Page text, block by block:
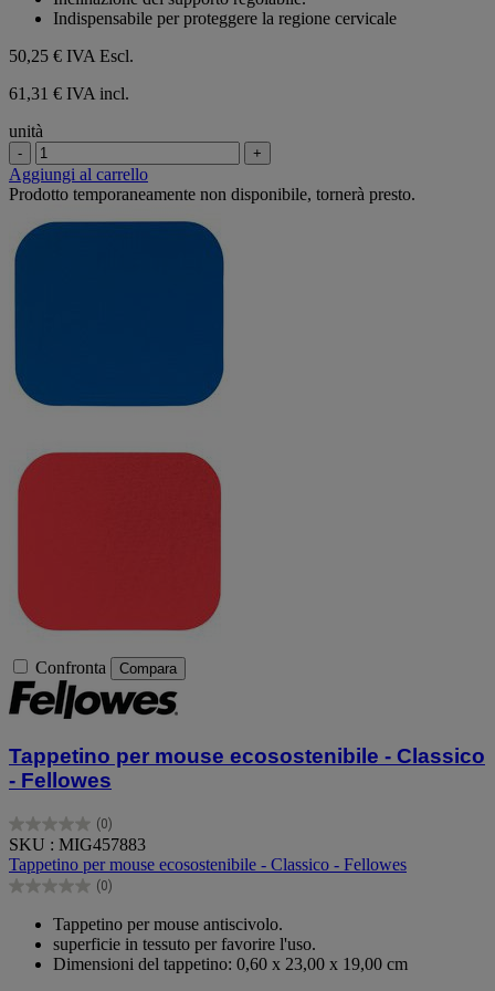
stelle.
Indispensabile per proteggere la regione cervicale
50,25 € IVA Escl.
61,31 € IVA incl.
unità
- +
Aggiungi al carrello
Prodotto temporaneamente non disponibile, tornerà presto.
Confronta Compara
Tappetino per mouse ecosostenibile - Classico
- Fellowes
(0)
0.0
su
5
stelle.
SKU : MIG457883
Tappetino per mouse ecosostenibile - Classico - Fellowes
(0)
0.0
Tappetino per mouse antiscivolo.
superficie in tessuto per favorire l'uso.
Dimensioni del tappetino: 0,60 x 23,00 x 19,00 cm